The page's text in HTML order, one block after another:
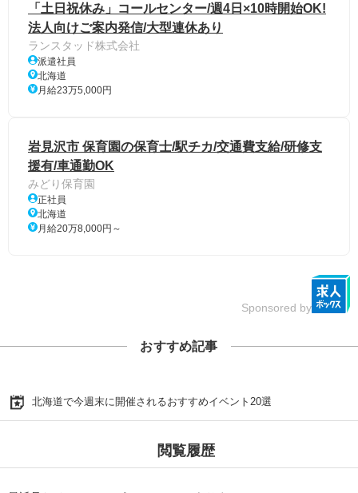
「土日祝休み」コールセンター/週4日×10時開始OK!
法人向けご案内発信/大型連休あり
ランスタッド株式会社
派遣社員
北海道
月給23万5,000円
岩見沢市 保育園の保育士/駅チカ/交通費支給/研修支
援有/車通勤OK
みどり保育園
正社員
北海道
月給20万8,000円～
Sponsored by
おすすめ記事
北海道で今週末に開催されるおすすめイベント20選
閲覧履歴